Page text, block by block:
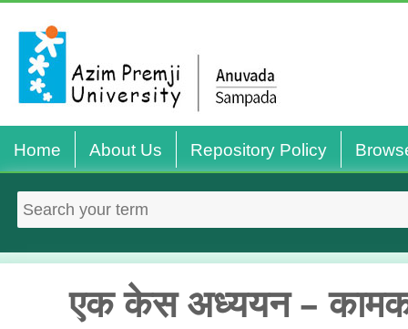
Home About Us Repository Policy
एक केस अध्ययन –